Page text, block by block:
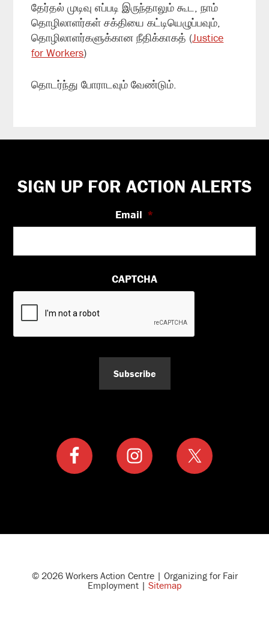
தேர்தல் முடிவு எப்படி இருந்தாலும் கூட, நாம்
தொழிலாளர்கள் சக்தியை கட்டியெழுப்பவும்,
தொழிலாளர்களுக்கான நீதிக்காகத் (Justice
for Workers)
தொடர்ந்து போராடவும் வேண்டும்.
Footer
SIGN UP FOR ACTION ALERTS
Email *
CAPTCHA
Subscribe
© 2026 Workers Action Centre | Organizing for Fair
Employment | Sitemap